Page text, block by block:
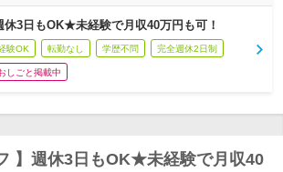
休3日もOK★未経験で月収40万円も可！
験OK 転勤なし 学歴不問 完全週休2日制
しごと掲載中
】週休3日もOK★未経験で月収40